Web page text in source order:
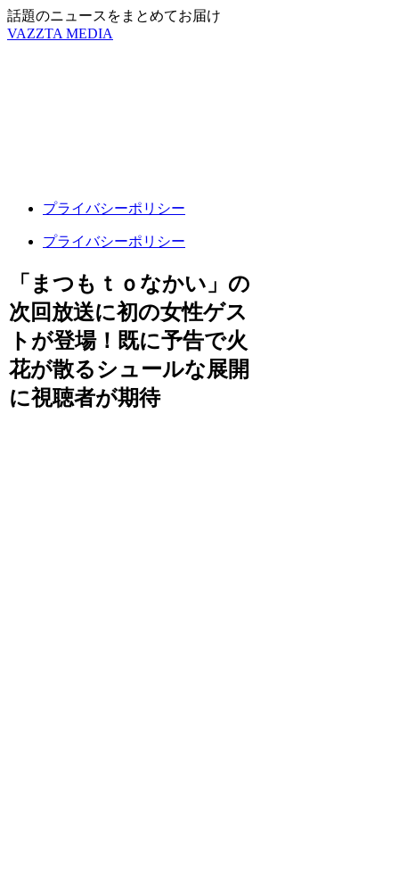
話題のニュースをまとめてお届け
VAZZTA MEDIA
プライバシーポリシー
プライバシーポリシー
「まつもｔｏなかい」の
次回放送に初の女性ゲス
トが登場！既に予告で火
花が散るシュールな展開
に視聴者が期待